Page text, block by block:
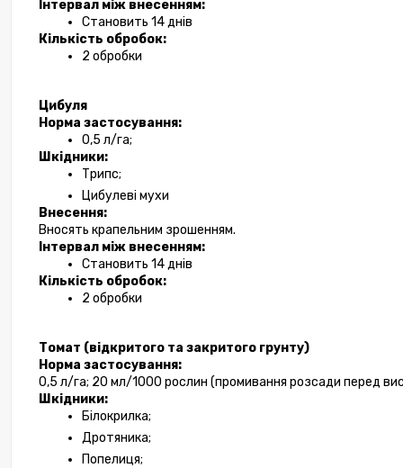
Інтервал між внесенням:
Становить 14 днів
Кількість обробок:
2 обробки
Цибуля
Норма застосування:
0,5 л/га;
Шкідники:
Трипс;
Цибулеві мухи
Внесення:
Вносять крапельним зрошенням.
Інтервал між внесенням:
Становить 14 днів
Кількість обробок:
2 обробки
Томат (відкритого та закритого грунту)
Норма застосування:
0,5 л/га; 20 мл/1000 рослин (промивання розсади перед
Шкідники:
Білокрилка;
Дротяника;
Попелиця;